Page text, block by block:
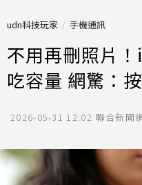
udn科技玩家 手機通訊
不用再刪照片
吃容量 網驚：
2026-05-31 12:02 聯合新聞